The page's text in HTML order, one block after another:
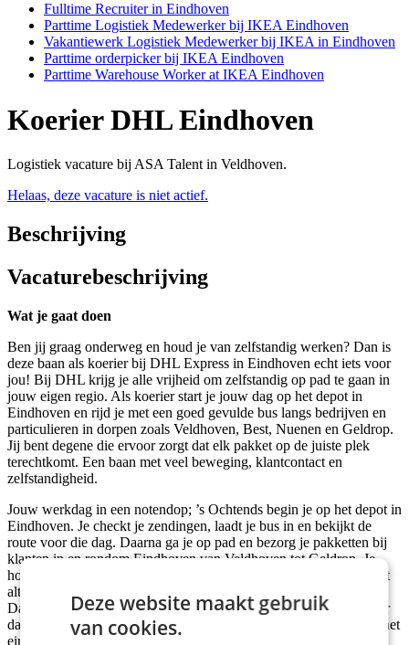
Fulltime Recruiter in Eindhoven
Parttime Logistiek Medewerker bij IKEA Eindhoven
Vakantiewerk Logistiek Medewerker bij IKEA in Eindhoven
Parttime orderpicker bij IKEA Eindhoven
Parttime Warehouse Worker at IKEA Eindhoven
Koerier DHL Eindhoven
Logistiek vacature bij ASA Talent in Veldhoven.
Helaas, deze vacature is niet actief.
Beschrijving
Vacaturebeschrijving
Wat je gaat doen
Ben jij graag onderweg en houd je van zelfstandig werken? Dan is
deze baan als koerier bij DHL Express in Eindhoven echt iets voor
jou! Bij DHL krijg je alle vrijheid om zelfstandig op pad te gaan in
jouw eigen regio. Als koerier start je jouw dag op het depot in
Eindhoven en rijd je met een goed gevulde bus langs bedrijven en
particulieren in dorpen zoals Veldhoven, Best, Nuenen en Geldrop.
Jij bent degene die ervoor zorgt dat elk pakket op de juiste plek
terechtkomt. Een baan met veel beweging, klantcontact en
zelfstandigheid.
Jouw werkdag in een notendop; ’s Ochtends begin je op het depot in
Eindhoven. Je checkt je zendingen, laadt je bus in en bekijkt de
route voor die dag. Daarna ga je op pad en bezorg je pakketten bij
klanten in en rondom Eindhoven van Veldhoven tot Geldrop. Je
houdt van aanpakken, weet goed om te gaan met tijdsdruk en blijft
altijd vriendelijk richting klanten. Loopt iets anders dan gepland?
Dan denk jij in oplossingen. Regen of zonneschijn, jij zorgt ervoor
dat elk pakket op tijd en met een glimlach wordt afgeleverd. Aan het
einde van je route kom je terug op het depot voor een korte
Deze website maakt gebruik
van cookies.